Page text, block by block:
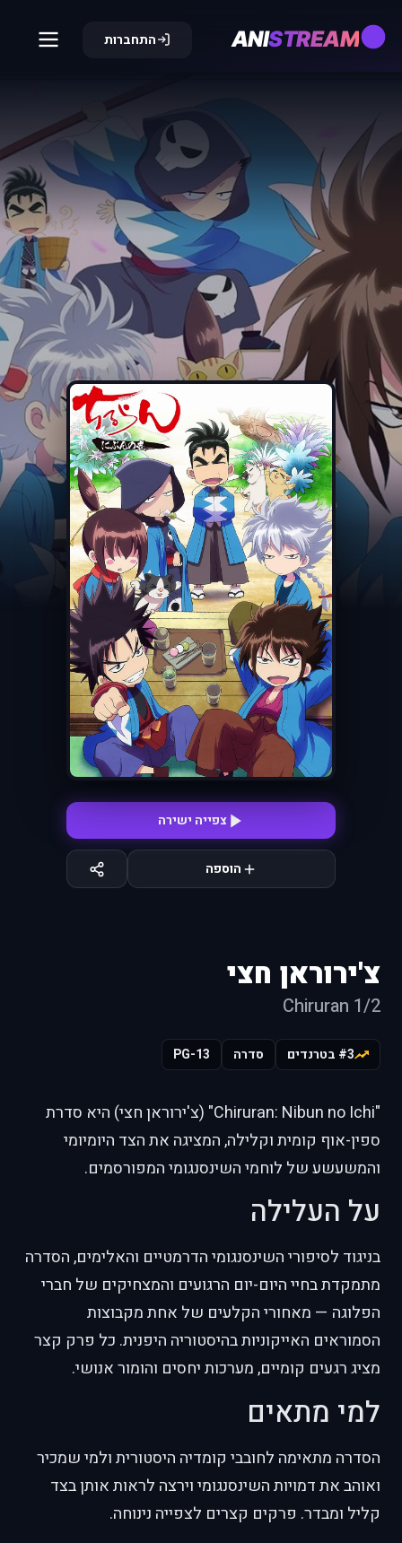
ANISTREAM התחברות
צפייה ישירה
הוספה
צ'ירוראן חצי
Chiruran 1/2
#3 בטרנדים סדרה PG-13
"Chiruran: Nibun no Ichi" (צ'ירוראן חצי) היא סדרת
ספין-אוף קומית וקלילה, המציגה את הצד היומיומי
והמשעשע של לוחמי השינסנגומי המפורסמים.
על העלילה
בניגוד לסיפורי השינסנגומי הדרמטיים והאלימים, הסדרה
מתמקדת בחיי היום-יום הרגועים והמצחיקים של חברי
הפלוגה — מאחורי הקלעים של אחת מקבוצות
הסמוראים האייקוניות בהיסטוריה היפנית. כל פרק קצר
מציג רגעים קומיים, מערכות יחסים והומור אנושי.
למי מתאים
הסדרה מתאימה לחובבי קומדיה היסטורית ולמי שמכיר
ואוהב את דמויות השינסנגומי וירצה לראות אותן בצד
קליל ומבדר. פרקים קצרים לצפייה נינוחה.